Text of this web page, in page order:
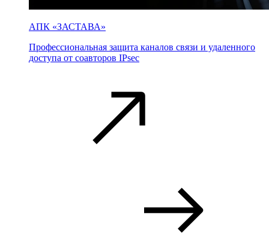
АПК «ЗАСТАВА»
Профессиональная защита каналов связи и удаленного
доступа от соавторов IPsec